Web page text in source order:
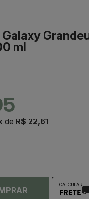
ml
de R$ 22,61
CALCULAR
FRETE